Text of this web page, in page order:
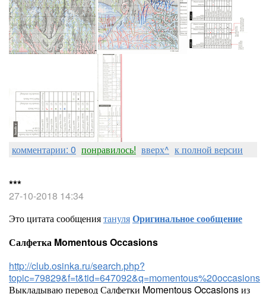
комментарии: 0 понравилось! вверх^ к полной версии
***
27-10-2018 14:34
Это цитата сообщениятануляОригинальное сообщение
Салфетка Momentous Occasions
http://club.osinka.ru/search.php?
topic=79829&f=t&tid=647092&q=momentous%20occasions
Выкладываю перевод Салфетки Momentous Occasions из